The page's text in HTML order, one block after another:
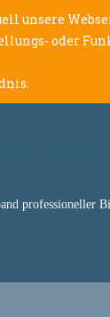
unsere
oder
professioneller